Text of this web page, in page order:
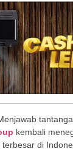
kembali
di